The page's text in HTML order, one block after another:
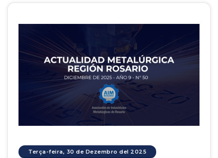
Terça-feira, 30 de Dezembro del 2025